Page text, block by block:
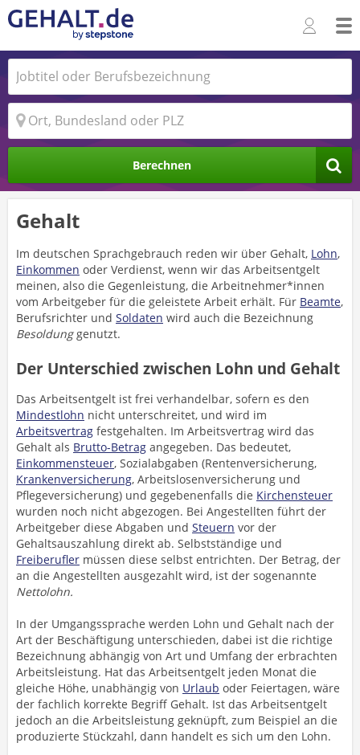
Berechnen
Gehalt
Im deutschen Sprachgebrauch reden wir über Gehalt, Lohn,
Einkommen oder Verdienst, wenn wir das Arbeitsentgelt
meinen, also die Gegenleistung, die Arbeitnehmer*innen
vom Arbeitgeber für die geleistete Arbeit erhält. Für Beamte,
Berufsrichter und Soldaten wird auch die Bezeichnung
Besoldunggenutzt.
Der Unterschied zwischen Lohn und Gehalt
Das Arbeitsentgelt ist frei verhandelbar, sofern es den
Mindestlohn nicht unterschreitet, und wird im
Arbeitsvertrag festgehalten. Im Arbeitsvertrag wird das
Gehalt als Brutto-Betrag angegeben. Das bedeutet,
Einkommensteuer, Sozialabgaben (Rentenversicherung,
Krankenversicherung, Arbeitslosenversicherung und
Pflegeversicherung) und gegebenenfalls die Kirchensteuer
wurden noch nicht abgezogen. Bei Angestellten führt der
Arbeitgeber diese Abgaben und Steuern vor der
Gehaltsauszahlung direkt ab. Selbstständige und
Freiberufler müssen diese selbst entrichten. Der Betrag, der
an die Angestellten ausgezahlt wird, ist der sogenannte
Nettolohn.
In der Umgangssprache werden Lohn und Gehalt nach der
Art der Beschäftigung unterschieden, dabei ist die richtige
Bezeichnung abhängig von Art und Umfang der erbrachten
Arbeitsleistung. Hat das Arbeitsentgelt jeden Monat die
gleiche Höhe, unabhängig von Urlaub oder Feiertagen, wäre
der fachlich korrekte Begriff Gehalt. Ist das Arbeitsentgelt
jedoch an die Arbeitsleistung geknüpft, zum Beispiel an die
produzierte Stückzahl, dann handelt es sich um den Lohn.